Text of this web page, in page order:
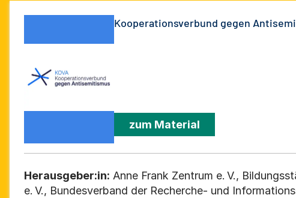
Kooperationsverbund gegen
zum Material
Herausgeber:in: Anne Frank Zentrum e. V.,
e. V., Bundesverband der Recherche- und